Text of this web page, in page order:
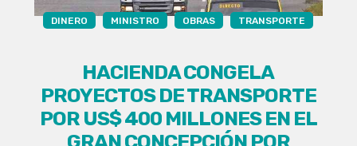
DINERO MINISTRO OBRAS TRANSPORTE
HACIENDA CONGELA
PROYECTOS DE TRANSPORTE
POR US$ 400 MILLONES EN EL
GRAN CONCEPCIÓN POR